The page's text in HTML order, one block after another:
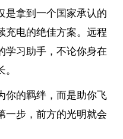
是拿到一个国家承认的
充电的绝佳方案。远程
学习助手，不论你身在
你的羁绊，而是助你飞
一步，前方的光明就会